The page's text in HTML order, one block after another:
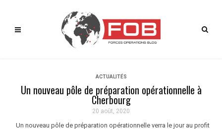
ACTUALITÉS
Un nouveau pôle de préparation opérationnelle à
Cherbourg
20 août, 2020
Un nouveau pôle de préparation opérationnelle verra le jour au profit